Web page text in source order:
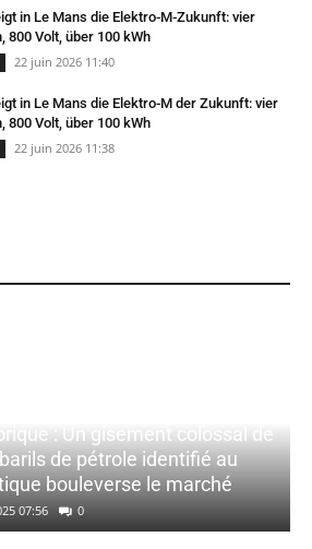
in Le Mans die Elektro-M-Zukunft: vier
800 Volt, über 100 kWh
22 juin 2026 11:40
in Le Mans die Elektro-M der Zukunft: vier
800 Volt, über 100 kWh
22 juin 2026 11:38
: Un gisement colossal de
de pétrole identifié au
bouleverse le marché
07:56 0